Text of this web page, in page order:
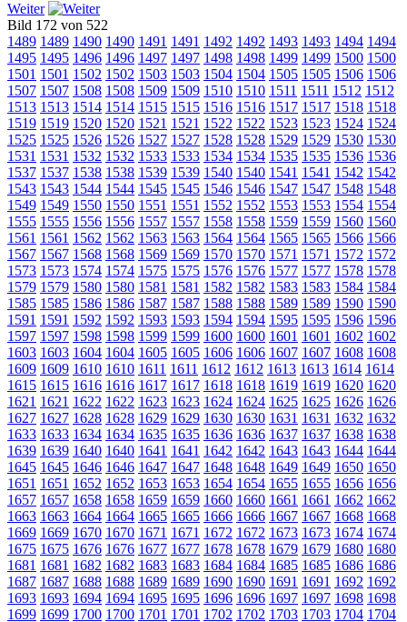
Weiter
Bild 172 von 522
1489 1489 1490 1490 1491 1491 1492 1492 1493 1493 1494 1494
1495 1495 1496 1496 1497 1497 1498 1498 1499 1499 1500 1500
1501 1501 1502 1502 1503 1503 1504 1504 1505 1505 1506 1506
1507 1507 1508 1508 1509 1509 1510 1510 1511 1511 1512 1512
1513 1513 1514 1514 1515 1515 1516 1516 1517 1517 1518 1518
1519 1519 1520 1520 1521 1521 1522 1522 1523 1523 1524 1524
1525 1525 1526 1526 1527 1527 1528 1528 1529 1529 1530 1530
1531 1531 1532 1532 1533 1533 1534 1534 1535 1535 1536 1536
1537 1537 1538 1538 1539 1539 1540 1540 1541 1541 1542 1542
1543 1543 1544 1544 1545 1545 1546 1546 1547 1547 1548 1548
1549 1549 1550 1550 1551 1551 1552 1552 1553 1553 1554 1554
1555 1555 1556 1556 1557 1557 1558 1558 1559 1559 1560 1560
1561 1561 1562 1562 1563 1563 1564 1564 1565 1565 1566 1566
1567 1567 1568 1568 1569 1569 1570 1570 1571 1571 1572 1572
1573 1573 1574 1574 1575 1575 1576 1576 1577 1577 1578 1578
1579 1579 1580 1580 1581 1581 1582 1582 1583 1583 1584 1584
1585 1585 1586 1586 1587 1587 1588 1588 1589 1589 1590 1590
1591 1591 1592 1592 1593 1593 1594 1594 1595 1595 1596 1596
1597 1597 1598 1598 1599 1599 1600 1600 1601 1601 1602 1602
1603 1603 1604 1604 1605 1605 1606 1606 1607 1607 1608 1608
1609 1609 1610 1610 1611 1611 1612 1612 1613 1613 1614 1614
1615 1615 1616 1616 1617 1617 1618 1618 1619 1619 1620 1620
1621 1621 1622 1622 1623 1623 1624 1624 1625 1625 1626 1626
1627 1627 1628 1628 1629 1629 1630 1630 1631 1631 1632 1632
1633 1633 1634 1634 1635 1635 1636 1636 1637 1637 1638 1638
1639 1639 1640 1640 1641 1641 1642 1642 1643 1643 1644 1644
1645 1645 1646 1646 1647 1647 1648 1648 1649 1649 1650 1650
1651 1651 1652 1652 1653 1653 1654 1654 1655 1655 1656 1656
1657 1657 1658 1658 1659 1659 1660 1660 1661 1661 1662 1662
1663 1663 1664 1664 1665 1665 1666 1666 1667 1667 1668 1668
1669 1669 1670 1670 1671 1671 1672 1672 1673 1673 1674 1674
1675 1675 1676 1676 1677 1677 1678 1678 1679 1679 1680 1680
1681 1681 1682 1682 1683 1683 1684 1684 1685 1685 1686 1686
1687 1687 1688 1688 1689 1689 1690 1690 1691 1691 1692 1692
1693 1693 1694 1694 1695 1695 1696 1696 1697 1697 1698 1698
1699 1699 1700 1700 1701 1701 1702 1702 1703 1703 1704 1704